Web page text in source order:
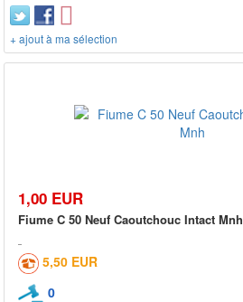
+ ajout à ma sélection
1,00 EUR
Fiume C 50 Neuf Caoutchouc Intact Mnh
5,50 EUR
0